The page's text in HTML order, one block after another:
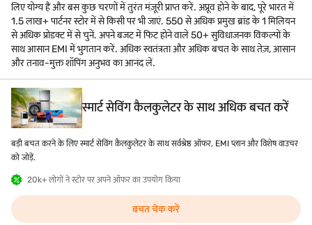
लिए योग्य हैं और बस कुछ चरणों में तुरंत मंज़ूरी प्राप्त करें. अप्रूव होने के बाद, पूरे भारत में
1.5 लाख+ पार्टनर स्टोर में से किसी पर भी जाएं. 550 से अधिक प्रमुख ब्रांड के 1 मिलियन
से अधिक प्रोडक्ट में से चुनें. अपने बजट में फिट होने वाले 50+ सुविधाजनक विकल्पों के
साथ आसान EMI में भुगतान करें. अधिक स्वतंत्रता और अधिक बचत के साथ तेज़, आसान
और तनाव-मुक्त शॉपिंग अनुभव का आनंद लें.
स्मार्ट सेविंग कैलकुलेटर के साथ अधिक बचत करें
बड़ी बचत करने के लिए स्मार्ट सेविंग कैलकुलेटर के साथ सर्वश्रेष्ठ ऑफर, EMI प्लान और विशेष वाउचर
को जोड़ें.
20k+ लोगों ने स्टोर पर अपने ऑफर का उपयोग किया
बचत चेक करें